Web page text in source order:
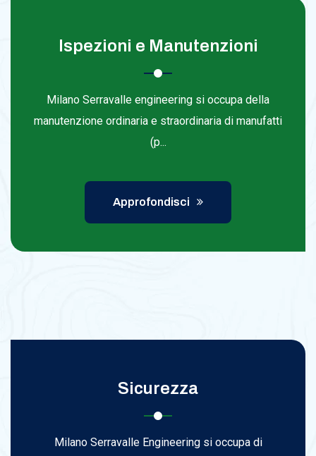
Ispezioni e Manutenzioni
Milano Serravalle engineering si occupa della
manutenzione ordinaria e straordinaria di manufatti
(p...
Approfondisci
Sicurezza
Milano Serravalle Engineering si occupa di